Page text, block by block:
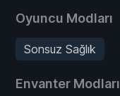
Oyuncu Modları
Sonsuz Sağlık
Envanter Modları